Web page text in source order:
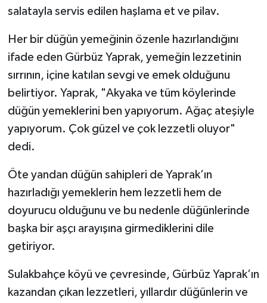
salatayla servis edilen haşlama et ve pilav.
Her bir düğün yemeğinin özenle hazırlandığını
ifade eden Gürbüz Yaprak, yemeğin lezzetinin
sırrının, içine katılan sevgi ve emek olduğunu
belirtiyor. Yaprak, "Akyaka ve tüm köylerinde
düğün yemeklerini ben yapıyorum. Ağaç ateşiyle
yapıyorum. Çok güzel ve çok lezzetli oluyor"
dedi.
Öte yandan düğün sahipleri de Yaprak’ın
hazırladığı yemeklerin hem lezzetli hem de
doyurucu olduğunu ve bu nedenle düğünlerinde
başka bir aşçı arayışına girmediklerini dile
getiriyor.
Sulakbahçe köyü ve çevresinde, Gürbüz Yaprak’ın
kazandan çıkan lezzetleri, yıllardır düğünlerin ve